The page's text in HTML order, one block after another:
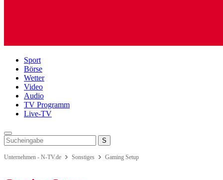
Sport
Börse
Wetter
Video
Audio
TV Programm
Live-TV
Unternehmen - N-TV.de Sonstiges Gaming Setup